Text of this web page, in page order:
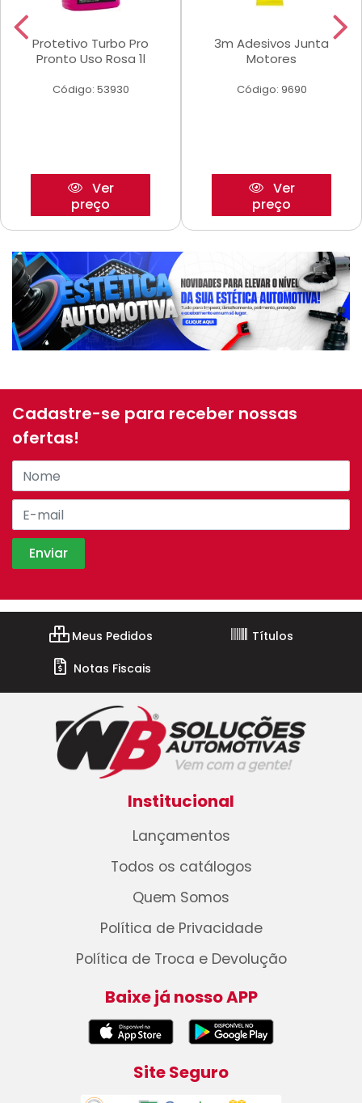
Protetivo Turbo Pro
Pronto Uso Rosa 1l
Código: 53930
Ver
preço
3m Adesivos Junta
Motores
Código: 9690
Ver
preço
Cadastre-se para receber nossas
ofertas!
Meus Pedidos
Títulos
Notas Fiscais
Institucional
Lançamentos
Todos os catálogos
Quem Somos
Política de Privacidade
Política de Troca e Devolução
Baixe já nosso APP
Site Seguro